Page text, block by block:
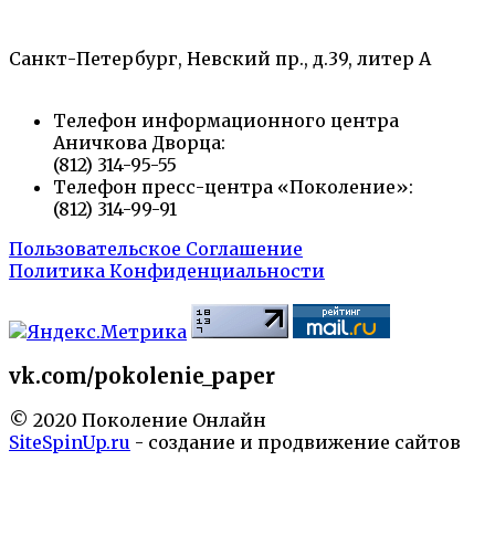
Санкт-Петербург, Невский пр., д.39, литер А
Телефон информационного центра
Аничкова Дворца:
(812) 314-95-55
Телефон пресс-центра «Поколение»:
(812) 314-99-91
Пользовательское Соглашение
Политика Конфиденциальности
vk.com/pokolenie_paper
© 2020 Поколение Онлайн
SiteSpinUp.ru - создание и продвижение сайтов